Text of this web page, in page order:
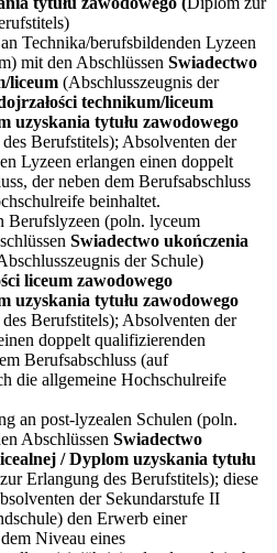
Technika/berufsbildenden Lyzeen
mit den Abschlüssen Swiadectwo
liceum (Abschlusszeugnis der
technikum/liceum
uzyskania tytułu zawodowego
Berufstitels); Absolventen der
Lyzeen erlangen einen doppelt
der neben dem Berufsabschluss
beinhaltet.
Berufslyzeen (poln. lyceum
Swiadectwo ukończenia
der Schule)
liceum zawodowego
uzyskania tytułu zawodowego
Berufstitels); Absolventen der
doppelt qualifizierenden
Berufsabschluss (auf
die allgemeine Hochschulreife
an post-lyzealen Schulen (poln.
Abschlüssen Swiadectwo
/ Dyplom uzyskania tytułu
Erlangung des Berufstitels); diese
der Sekundarstufe II
den Erwerb einer
Niveau eines